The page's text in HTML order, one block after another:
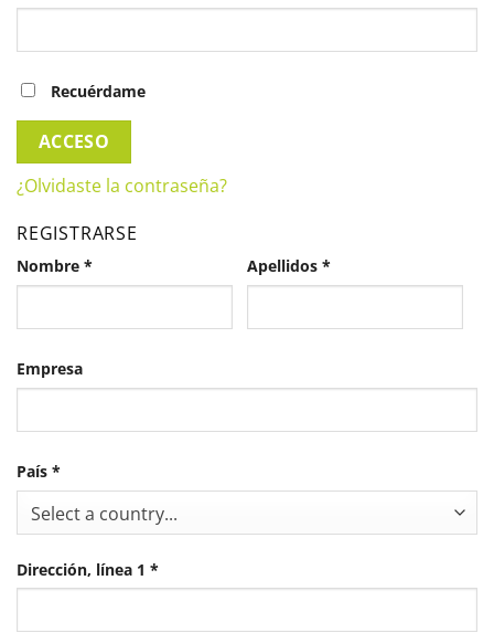
Recuérdame
ACCESO
¿Olvidaste la contraseña?
REGISTRARSE
Nombre * Apellidos *
Empresa
País *
Select a country...
Dirección, línea 1 *